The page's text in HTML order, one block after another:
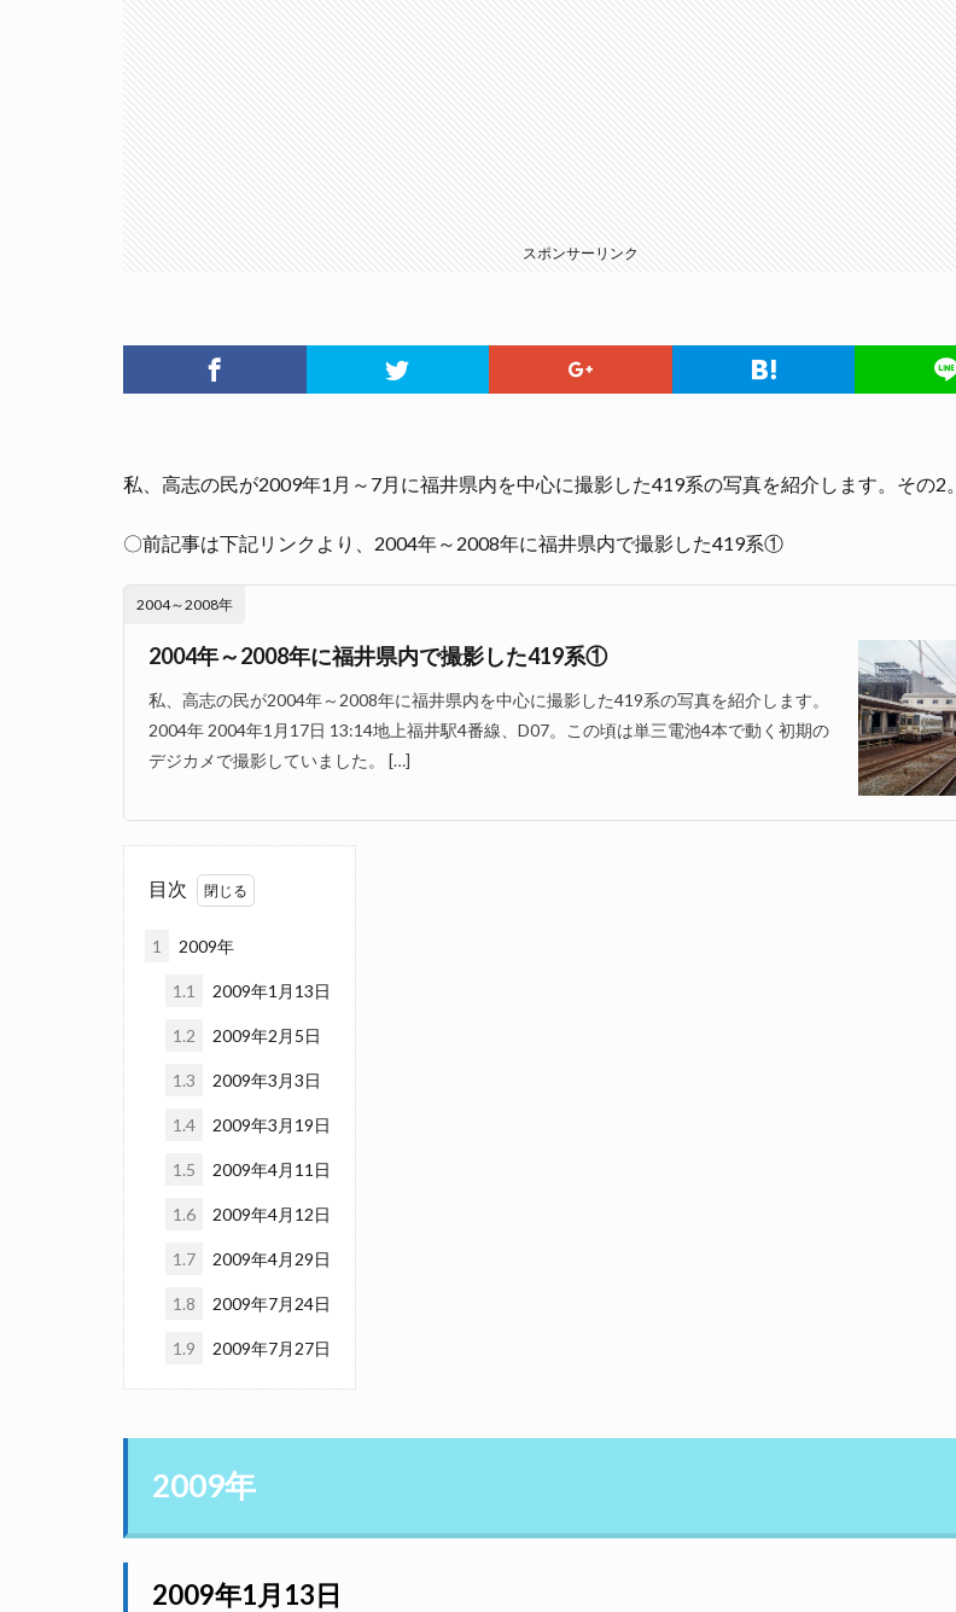
スポンサーリンク
私、高志の民が2009年1月～7月に福井県内を中心に撮影した419系の写真を紹介します。その2。
〇前記事は下記リンクより、2004年～2008年に福井県内で撮影した419系①
2004～2008年
2004年～2008年に福井県内で撮影した419系①
私、高志の民が2004年～2008年に福井県内を中心に撮影した419系の写真を紹介します。
2004年 2004年1月17日 13:14地上福井駅4番線、D07。この頃は単三電池4本で動く初期の
デジカメで撮影していました。 […]
目次
1 2009年
1.1 2009年1月13日
1.2 2009年2月5日
1.3 2009年3月3日
1.4 2009年3月19日
1.5 2009年4月11日
1.6 2009年4月12日
1.7 2009年4月29日
1.8 2009年7月24日
1.9 2009年7月27日
2009年
2009年1月13日